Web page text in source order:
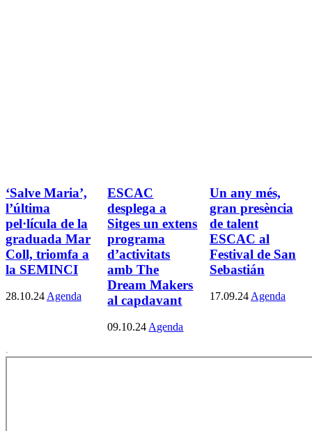
‘Salve Maria’,
l’última
pel·lícula de la
graduada Mar
Coll, triomfa a
la SEMINCI
28.10.24 Agenda
ESCAC
desplega a
Sitges un extens
programa
d’activitats
amb The
Dream Makers
al capdavant
09.10.24 Agenda
Un any més,
gran presència
de talent
ESCAC al
Festival de San
Sebastián
17.09.24 Agenda